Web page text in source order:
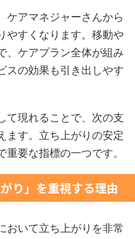
ケアマネジャーさんから
やすくなります。移動や
、ケアプラン全体が組み
スの効果も引き出しやす
て現れることで、次の支
ます。立ち上がりの安定
要な指標の一つです。
り」を重視する理由
おいて立ち上がりを非常